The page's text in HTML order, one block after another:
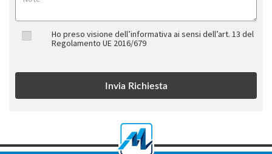
Ho preso visione dell’informativa ai sensi dell’art. 13 del
Regolamento UE 2016/679